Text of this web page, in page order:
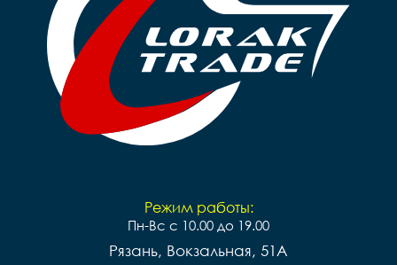
Режим работы:
Пн-Вс с 10.00 до 19.00
Рязань, Вокзальная, 51А